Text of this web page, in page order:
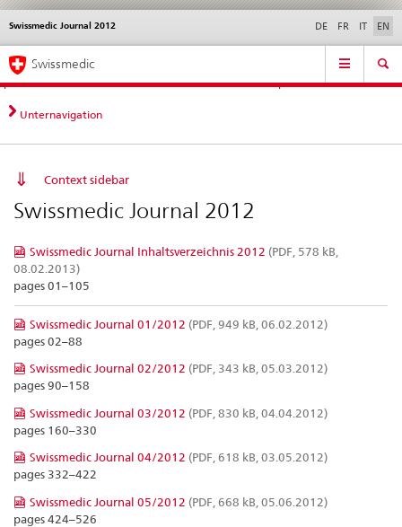
Direct
navigation:
news,
legal
contact
News &
standards
Contact | Support &
Help
Swissmedic Journal 2012
Languages DE FR IT EN
Service
Main
Navigation
Swissmedic
Unternavigation
Context sidebar
Swissmedic Journal 2012
Swissmedic Journal Inhaltsverzeichnis 2012 (PDF, 578 kB,
08.02.2013)
pages 01–105
Swissmedic Journal 01/2012 (PDF, 949 kB, 06.02.2012)
pages 02–88
Swissmedic Journal 02/2012 (PDF, 343 kB, 05.03.2012)
pages 90–158
Swissmedic Journal 03/2012 (PDF, 830 kB, 04.04.2012)
pages 160–330
Swissmedic Journal 04/2012 (PDF, 618 kB, 03.05.2012)
pages 332–422
Swissmedic Journal 05/2012 (PDF, 668 kB, 05.06.2012)
pages 424–526